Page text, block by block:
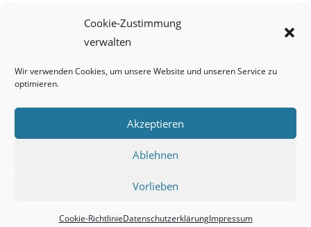
Cookie-Zustimmung
verwalten
Wir verwenden Cookies, um unsere Website und unseren Service zu
optimieren.
Akzeptieren
Ablehnen
Vorlieben
Cookie-RichtlinieDatenschutzerklärungImpressum
Haftungsausschluss
Barrierefreiheitserklärung
Meldestelle (HinSchG) des Erftverbandes
Onlineportal Grundwassernutzung